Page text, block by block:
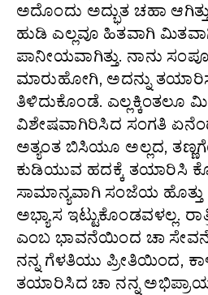
ಅದೊಂದು ಅದ್ಭುತ ಚಹಾ
ಹುಡಿ ಎಲ್ಲವೂ ಹಿತವಾಗಿ
ಪಾನೀಯವಾಗಿತ್ತು. ನಾನು
ಮಾರುಹೋಗಿ, ಅದನ್ನು
ತಿಳಿದುಕೊಂಡೆ. ಎಲ್ಲಕ್ಕಿಂತಲೂ
ವಿಶೇಷವಾಗಿರಿಸಿದ ಸಂಗತಿ
ಅತ್ಯಂತ ಬಿಸಿಯೂ ಅಲ್ಲದ,
ಕುಡಿಯುವ ಹದಕ್ಕೆ ತಯಾರಿಸಿ
ಸಾಮಾನ್ಯವಾಗಿ ಸಂಜೆಯ
ಅಭ್ಯಾಸ ಇಟ್ಟುಕೊಂಡವಳಲ್ಲ.
ಎಂಬ ಭಾವನೆಯಿಂದ ಚಾ ಸೇವನೆ
ನನ್ನ ಗೆಳತಿಯು ಪ್ರೀತಿಯಿಂದ,
ತಯಾರಿಸಿದ ಚಾ ನನ್ನ